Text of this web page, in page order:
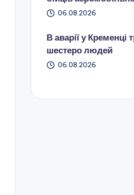
06.08.2026
В аварії у Кременці
шестеро людей
06.08.2026